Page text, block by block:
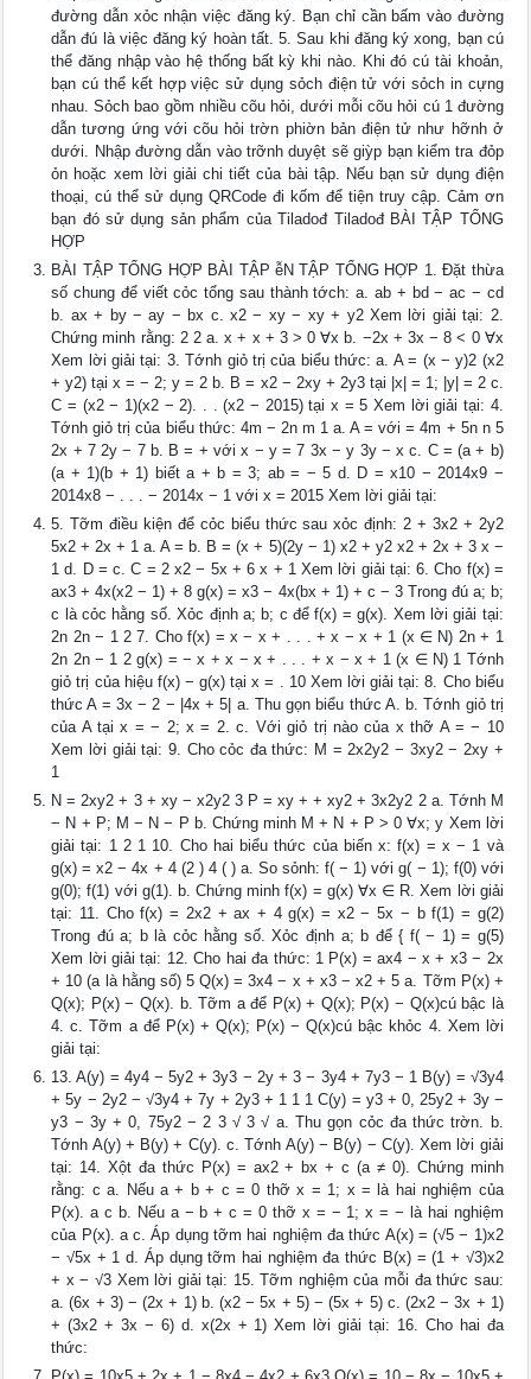
đường dẫn xỏc nhận việc đăng ký. Bạn chỉ cần bấm vào đường
dẫn đú là việc đăng ký hoàn tất. 5. Sau khi đăng ký xong, bạn cú
thể đăng nhập vào hệ thống bất kỳ khi nào. Khi đó cú tài khoản,
bạn cú thể kết hợp việc sử dụng sỏch điện tử với sỏch in cựng
nhau. Sỏch bao gồm nhiều cõu hỏi, dưới mỗi cõu hỏi cú 1 đường
dẫn tương ứng với cõu hỏi trờn phiờn bản điện tử như hỡnh ở
dưới. Nhập đường dẫn vào trỡnh duyệt sẽ giỳp bạn kiểm tra đỏp
ỏn hoặc xem lời giải chi tiết của bài tập. Nếu bạn sử dụng điện
thoại, cú thể sử dụng QRCode đi kốm để tiện truy cập. Cảm ơn
bạn đó sử dụng sản phẩm của Tiladođ Tiladođ BÀI TẬP TỔNG
HỢP
BÀI TẬP TỔNG HỢP BÀI TẬP ễN TẬP TỔNG HỢP 1. Đặt thừa
số chung để viết cỏc tổng sau thành tớch: a. ab + bd − ac − cd
b. ax + by − ay − bx c. x2 − xy − xy + y2 Xem lời giải tại: 2.
Chứng minh rằng: 2 2 a. x + x + 3 > 0 ∀x b. −2x + 3x − 8 < 0 ∀x
Xem lời giải tại: 3. Tớnh giỏ trị của biểu thức: a. A = (x − y)2 (x2
+ y2) tại x = − 2; y = 2 b. B = x2 − 2xy + 2y3 tại |x| = 1; |y| = 2 c.
C = (x2 − 1)(x2 − 2). . . (x2 − 2015) tại x = 5 Xem lời giải tại: 4.
Tớnh giỏ trị của biểu thức: 4m − 2n m 1 a. A = với = 4m + 5n n 5
2x + 7 2y − 7 b. B = + với x − y = 7 3x − y 3y − x c. C = (a + b)
(a + 1)(b + 1) biết a + b = 3; ab = − 5 d. D = x10 − 2014x9 −
2014x8 − . . . − 2014x − 1 với x = 2015 Xem lời giải tại:
5. Tỡm điều kiện để cỏc biểu thức sau xỏc định: 2 + 3x2 + 2y2
5x2 + 2x + 1 a. A = b. B = (x + 5)(2y − 1) x2 + y2 x2 + 2x + 3 x −
1 d. D = c. C = 2 x2 − 5x + 6 x + 1 Xem lời giải tại: 6. Cho f(x) =
ax3 + 4x(x2 − 1) + 8 g(x) = x3 − 4x(bx + 1) + c − 3 Trong đú a; b;
c là cỏc hằng số. Xỏc định a; b; c để f(x) = g(x). Xem lời giải tại:
2n 2n − 1 2 7. Cho f(x) = x − x + . . . + x − x + 1 (x ∈ N) 2n + 1
2n 2n − 1 2 g(x) = − x + x − x + . . . + x − x + 1 (x ∈ N) 1 Tớnh
giỏ trị của hiệu f(x) − g(x) tại x = . 10 Xem lời giải tại: 8. Cho biểu
thức A = 3x − 2 − |4x + 5| a. Thu gọn biểu thức A. b. Tớnh giỏ trị
của A tại x = − 2; x = 2. c. Với giỏ trị nào của x thỡ A = − 10
Xem lời giải tại: 9. Cho cỏc đa thức: M = 2x2y2 − 3xy2 − 2xy +
1
N = 2xy2 + 3 + xy − x2y2 3 P = xy + + xy2 + 3x2y2 2 a. Tớnh M
− N + P; M − N − P b. Chứng minh M + N + P > 0 ∀x; y Xem lời
giải tại: 1 2 1 10. Cho hai biểu thức của biến x: f(x) = x − 1 và
g(x) = x2 − 4x + 4 (2 ) 4 ( ) a. So sỏnh: f( − 1) với g( − 1); f(0) với
g(0); f(1) với g(1). b. Chứng minh f(x) = g(x) ∀x ∈ R. Xem lời giải
tại: 11. Cho f(x) = 2x2 + ax + 4 g(x) = x2 − 5x − b f(1) = g(2)
Trong đú a; b là cỏc hằng số. Xỏc định a; b để { f( − 1) = g(5)
Xem lời giải tại: 12. Cho hai đa thức: 1 P(x) = ax4 − x + x3 − 2x
+ 10 (a là hằng số) 5 Q(x) = 3x4 − x + x3 − x2 + 5 a. Tỡm P(x) +
Q(x); P(x) − Q(x). b. Tỡm a để P(x) + Q(x); P(x) − Q(x)cú bậc là
4. c. Tỡm a để P(x) + Q(x); P(x) − Q(x)cú bậc khỏc 4. Xem lời
giải tại:
13. A(y) = 4y4 − 5y2 + 3y3 − 2y + 3 − 3y4 + 7y3 − 1 B(y) = √3y4
+ 5y − 2y2 − √3y4 + 7y + 2y3 + 1 1 1 C(y) = y3 + 0, 25y2 + 3y −
y3 − 3y + 0, 75y2 − 2 3 √ 3 √ a. Thu gọn cỏc đa thức trờn. b.
Tớnh A(y) + B(y) + C(y). c. Tớnh A(y) − B(y) − C(y). Xem lời giải
tại: 14. Xột đa thức P(x) = ax2 + bx + c (a ≠ 0). Chứng minh
rằng: c a. Nếu a + b + c = 0 thỡ x = 1; x = là hai nghiệm của
P(x). a c b. Nếu a − b + c = 0 thỡ x = − 1; x = − là hai nghiệm
của P(x). a c. Áp dụng tỡm hai nghiệm đa thức A(x) = (√5 − 1)x2
− √5x + 1 d. Áp dụng tỡm hai nghiệm đa thức B(x) = (1 + √3)x2
+ x − √3 Xem lời giải tại: 15. Tỡm nghiệm của mỗi đa thức sau:
a. (6x + 3) − (2x + 1) b. (x2 − 5x + 5) − (5x + 5) c. (2x2 − 3x + 1)
+ (3x2 + 3x − 6) d. x(2x + 1) Xem lời giải tại: 16. Cho hai đa
thức: